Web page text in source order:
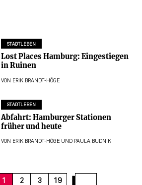
STADTLEBEN
Lost Places Hamburg: Eingestiegen
in Ruinen
VON ERIK BRANDT-HÖGE
STADTLEBEN
Abfahrt: Hamburger Stationen
früher und heute
VON ERIK BRANDT-HÖGEUND PAULA BUDNIK
1 2 3 19
13 1617 19